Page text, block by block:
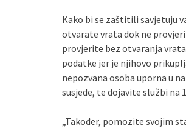
Kako bi se zaštitili savjetuju
otvarate vrata dok ne
provjerite bez otvaranja
podatke jer je njihovo
nepozvana osoba uporna u
susjede, te dojavite službi na
„Također, pomozite svojim